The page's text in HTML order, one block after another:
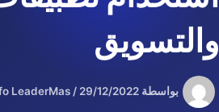
والتسويق
بواسطة LeaderMas / 29/12/2022